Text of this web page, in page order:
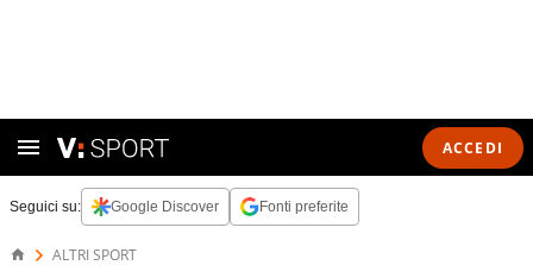
ACCEDI
Seguici su: Google Discover Fonti preferite
ALTRI SPORT